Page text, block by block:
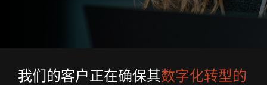
内联应用人工智能，防止规避性威胁
从源头上解决风险
利用自动化功能快速、大规模地提供安全保障
应对攻击时，每一秒都至关重要
金融服务
我们的客户正在确保其数字化转型的